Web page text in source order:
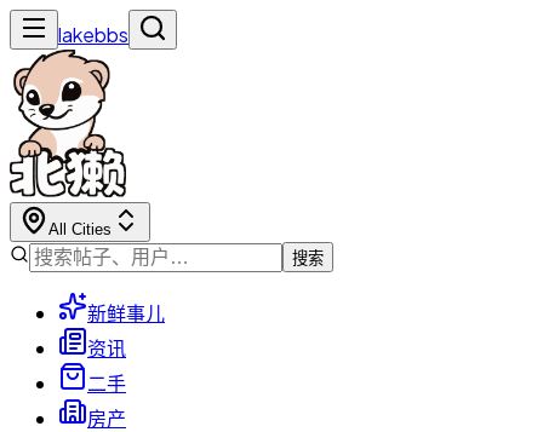
lakebbs
All Cities
搜索
新鲜事儿
资讯
二手
房产